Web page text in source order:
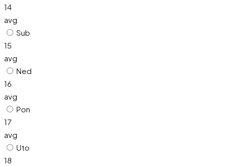
14
avg
Sub
15
avg
Ned
16
avg
Pon
17
avg
Uto
18